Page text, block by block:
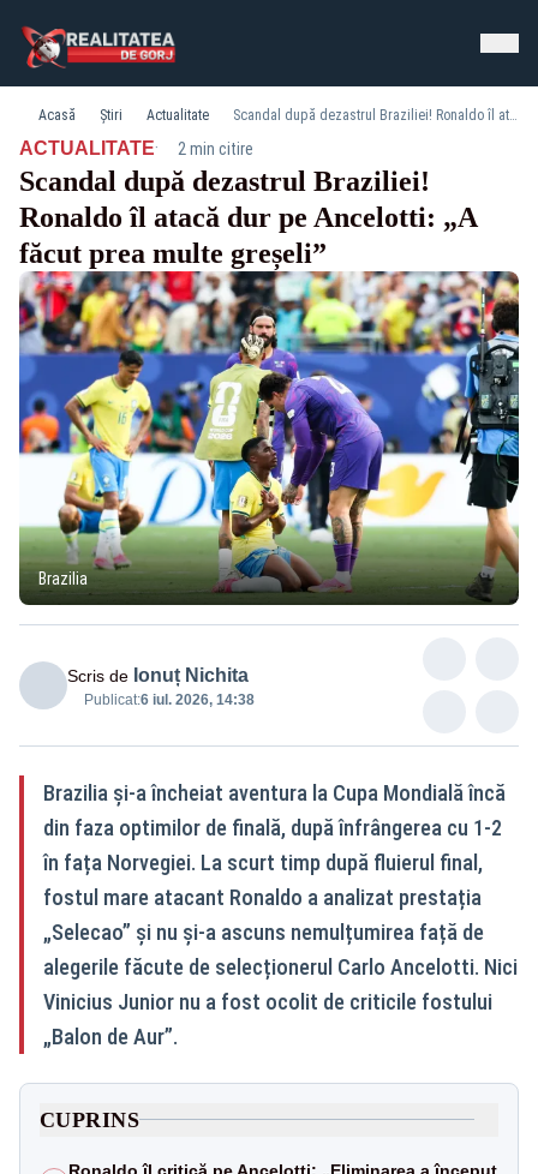
Acasă Știri Actualitate Scandal după dezastrul Braziliei! Ronaldo îl atacă dur pe Ancelotti: „A făcut prea multe greșeli”
ACTUALITATE· 2 min citire
Scandal după dezastrul Braziliei!
Ronaldo îl atacă dur pe Ancelotti: „A
făcut prea multe greșeli”
Brazilia
Scris de Ionuț Nichita
Publicat:6 iul. 2026, 14:38
Brazilia și-a încheiat aventura la Cupa Mondială încă
din faza optimilor de finală, după înfrângerea cu 1-2
în fața Norvegiei. La scurt timp după fluierul final,
fostul mare atacant Ronaldo a analizat prestația
„Selecao” și nu și-a ascuns nemulțumirea față de
alegerile făcute de selecționerul Carlo Ancelotti. Nici
Vinicius Junior nu a fost ocolit de criticile fostului
„Balon de Aur”.
CUPRINS
Ronaldo îl critică pe Ancelotti: „Eliminarea a început